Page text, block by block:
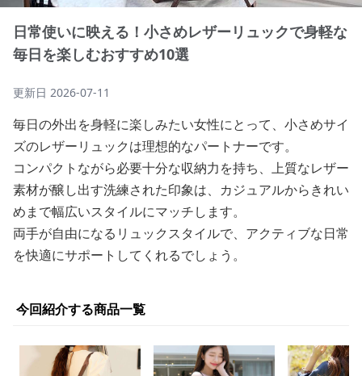
日常使いに映える！小さめレザーリュックで身軽な
毎日を楽しむおすすめ10選
更新日 2026-07-11
毎日の外出を身軽に楽しみたい女性にとって、小さめサイ
ズのレザーリュックは理想的なパートナーです。
コンパクトながら必要十分な収納力を持ち、上質なレザー
素材が醸し出す洗練された印象は、カジュアルからきれい
めまで幅広いスタイルにマッチします。
両手が自由になるリュックスタイルで、アクティブな日常
を快適にサポートしてくれるでしょう。
今回紹介する商品一覧